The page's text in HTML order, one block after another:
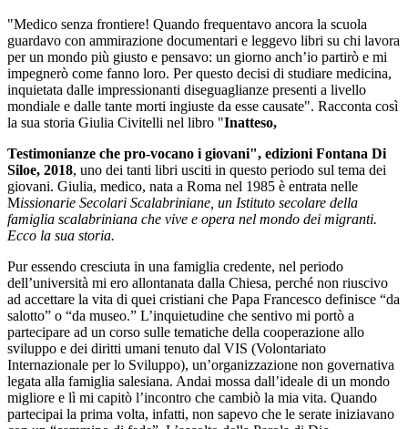
"Medico senza frontiere! Quando frequentavo ancora la scuola
guardavo con ammirazione documentari e leggevo libri su chi lavora
per un mondo più giusto e pensavo: un giorno anch’io partirò e mi
impegnerò come fanno loro. Per questo decisi di studiare medicina,
inquietata dalle impressionanti diseguaglianze presenti a livello
mondiale e dalle tante morti ingiuste da esse causate". Racconta così
la sua storia Giulia Civitelli nel libro "Inatteso,
Testimonianze che pro-vocano i giovani", edizioni Fontana Di
Siloe, 2018, uno dei tanti libri usciti in questo periodo sul tema dei
giovani. Giulia, medico, nata a Roma nel 1985 è entrata nelle
Missionarie Secolari Scalabriniane, un Istituto secolare della
famiglia scalabriniana che vive e opera nel mondo dei migranti.
Ecco la sua storia.
Pur essendo cresciuta in una famiglia credente, nel periodo
dell’università mi ero allontanata dalla Chiesa, perché non riuscivo
ad accettare la vita di quei cristiani che Papa Francesco definisce “da
salotto” o “da museo.” L’inquietudine che sentivo mi portò a
partecipare ad un corso sulle tematiche della cooperazione allo
sviluppo e dei diritti umani tenuto dal VIS (Volontariato
Internazionale per lo Sviluppo), un’organizzazione non governativa
legata alla famiglia salesiana. Andai mossa dall’ideale di un mondo
migliore e lì mi capitò l’incontro che cambiò la mia vita. Quando
partecipai la prima volta, infatti, non sapevo che le serate iniziavano